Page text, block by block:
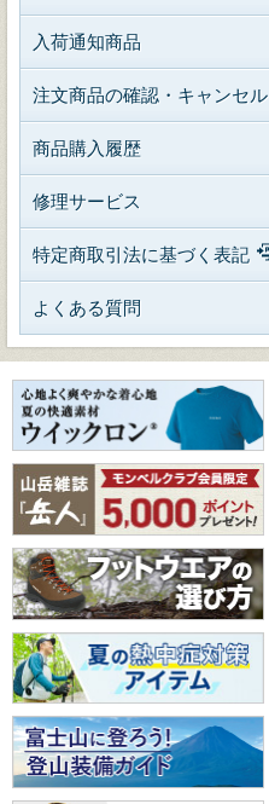
入荷通知商品
注文商品の確認・キャンセル
商品購入履歴
修理サービス
特定商取引法に基づく表記
よくある質問